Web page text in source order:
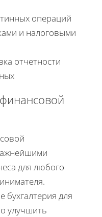
операций
и налоговыми
отчетности
для любого
бухгалтерия для
улучшить